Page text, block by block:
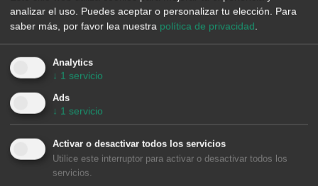
CENTRAL EUROPEAN
COUNTRIES
analizar el uso. Puedes aceptar o personalizar tu elección. Para
saber más, por favor lea nuestra política de privacidad.
Analytics
↓ 1 servicio
Ads
↓ 1 servicio
Activar o desactivar todos los servicios
Utilice este interruptor para activar o desactivar todos los
servicios.